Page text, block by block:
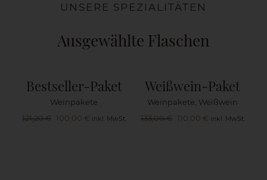
UNSERE SPEZIALITÄTEN
Ausgewählte Flaschen
Bestseller-Paket
Weinpakete
121,20€ Ursprünglicher
100,00 € Aktueller
inkl. MwSt.
Weißwein-Paket
Weinpakete, Weißwein
133,00€ Ursprünglicher
110,00 € Aktueller
inkl. MwSt.